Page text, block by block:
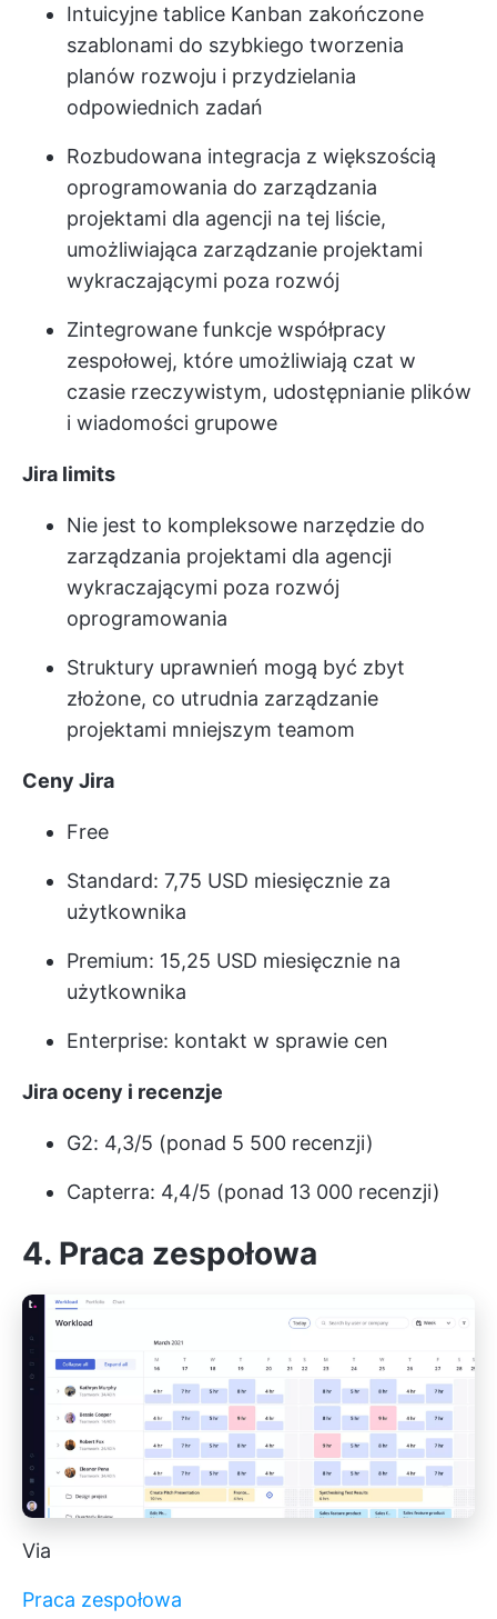
Intuicyjne tablice Kanban zakończone
szablonami do szybkiego tworzenia
planów rozwoju i przydzielania
odpowiednich zadań
Rozbudowana integracja z większością
oprogramowania do zarządzania
projektami dla agencji na tej liście,
umożliwiająca zarządzanie projektami
wykraczającymi poza rozwój
Zintegrowane funkcje współpracy
zespołowej, które umożliwiają czat w
czasie rzeczywistym, udostępnianie plików
i wiadomości grupowe
Jira limits
Nie jest to kompleksowe narzędzie do
zarządzania projektami dla agencji
wykraczającymi poza rozwój
oprogramowania
Struktury uprawnień mogą być zbyt
złożone, co utrudnia zarządzanie
projektami mniejszym teamom
Ceny Jira
Free
Standard: 7,75 USD miesięcznie za
użytkownika
Premium: 15,25 USD miesięcznie na
użytkownika
Enterprise: kontakt w sprawie cen
Jira oceny i recenzje
G2: 4,3/5 (ponad 5 500 recenzji)
Capterra: 4,4/5 (ponad 13 000 recenzji)
4. Praca zespołowa
Via
Praca zespołowa